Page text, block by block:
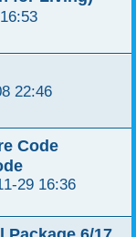
22:46
Code
29 16:36